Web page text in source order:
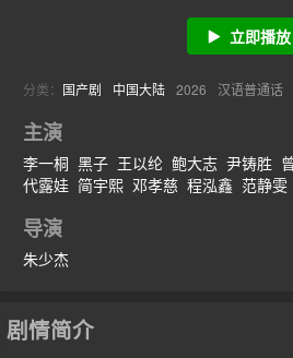
立即播放
分类： 国产剧 中国大陆 2026 汉语普通话
主演
李一桐 黑子 王以纶 鲍大志 尹铸胜
代露娃 简宇熙 邓孝慈 程泓鑫 范静雯
导演
朱少杰
剧情简介